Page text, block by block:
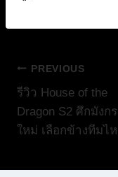
แนะแนว
เรื่อง
PREVIOUS
รีวิว House of the
Dragon S2 ศึกมังก
ใหม่ เลือกข้างทีมไ